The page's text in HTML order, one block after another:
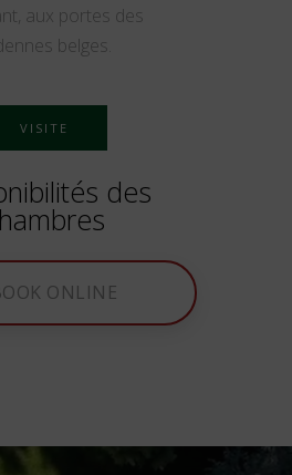
aux portes des
belges.
VISITE
des
ONLINE